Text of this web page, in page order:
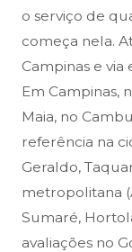
o serviço de
começa nela.
Campinas e via
Em Campinas,
Maia, no
referência na
Geraldo,
metropolitana
Sumaré,
avaliações no